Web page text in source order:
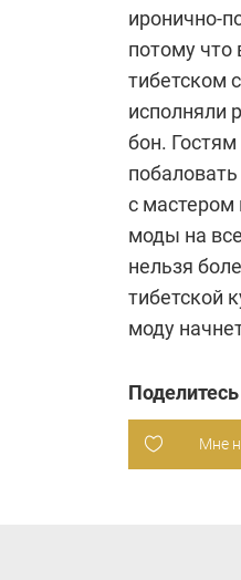
иронично-
потому
тибетском
исполняли
бон.
с мастером
моды на
нельзя
тибетской
моду
Мне